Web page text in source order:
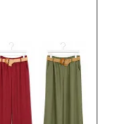
rapporto
esperti di